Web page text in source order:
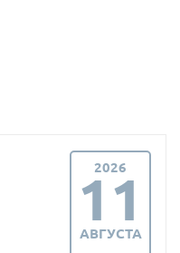
2026
11
АВГУСТА